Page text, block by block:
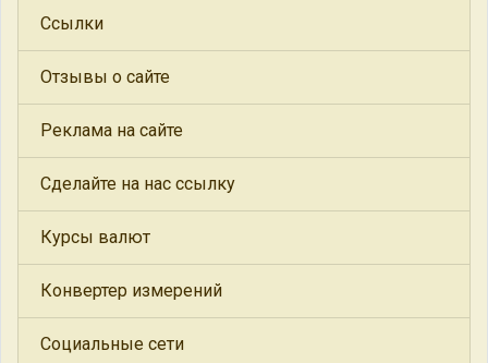
Ссылки
Отзывы о сайте
Реклама на сайте
Сделайте на нас ссылку
Курсы валют
Конвертер измерений
Социальные сети